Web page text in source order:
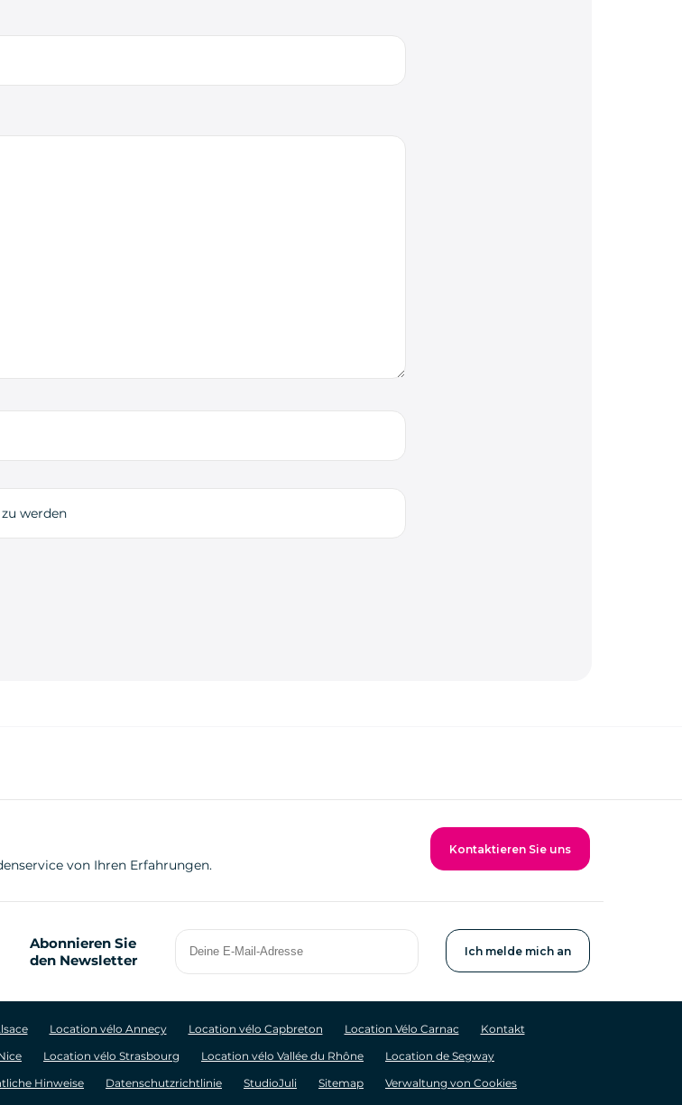
werden
von Ihren Erfahrungen.
Kontaktieren Sie uns
Abonnieren Sie
den Newsletter
Deine
Mail-
Location vélo Annecy Location vélo Capbreton Location Vélo Carnac
Kontakt
Location vélo Strasbourg Location vélo Vallée du Rhône
Location de Segway
Hinweise Datenschutzrichtlinie StudioJuli Sitemap Verwaltung von Cookies